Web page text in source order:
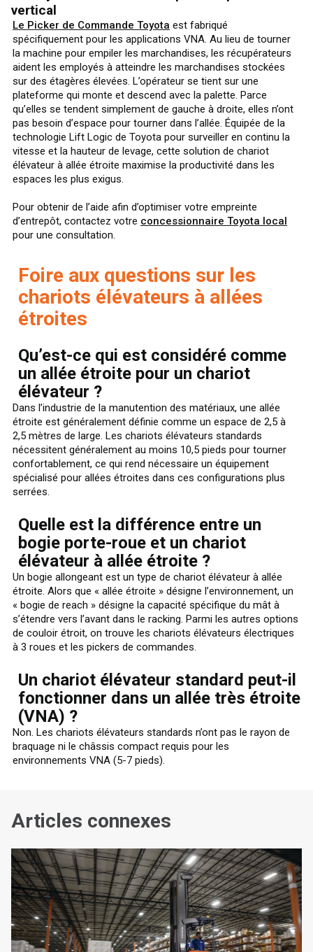
vertical
Le Picker de Commande Toyota est fabriqué
spécifiquement pour les applications VNA. Au lieu de tourner
la machine pour empiler les marchandises, les récupérateurs
aident les employés à atteindre les marchandises stockées
sur des étagères élevées. L’opérateur se tient sur une
plateforme qui monte et descend avec la palette. Parce
qu’elles se tendent simplement de gauche à droite, elles n’ont
pas besoin d’espace pour tourner dans l’allée. Équipée de la
technologie Lift Logic de Toyota pour surveiller en continu la
vitesse et la hauteur de levage, cette solution de chariot
élévateur à allée étroite maximise la productivité dans les
espaces les plus exigus.
Pour obtenir de l’aide afin d’optimiser votre empreinte
d’entrepôt, contactez votre concessionnaire Toyota local
pour une consultation.
Foire aux questions sur les
chariots élévateurs à allées
étroites
Qu’est-ce qui est considéré comme
un allée étroite pour un chariot
élévateur ?
Dans l’industrie de la manutention des matériaux, une allée
étroite est généralement définie comme un espace de 2,5 à
2,5 mètres de large. Les chariots élévateurs standards
nécessitent généralement au moins 10,5 pieds pour tourner
confortablement, ce qui rend nécessaire un équipement
spécialisé pour allées étroites dans ces configurations plus
serrées.
Quelle est la différence entre un
bogie porte-roue et un chariot
élévateur à allée étroite ?
Un bogie allongeant est un type de chariot élévateur à allée
étroite. Alors que « allée étroite » désigne l’environnement, un
« bogie de reach » désigne la capacité spécifique du mât à
s’étendre vers l’avant dans le racking. Parmi les autres options
de couloir étroit, on trouve les chariots élévateurs électriques
à 3 roues et les pickers de commandes.
Un chariot élévateur standard peut-il
fonctionner dans un allée très étroite
(VNA) ?
Non. Les chariots élévateurs standards n’ont pas le rayon de
braquage ni le châssis compact requis pour les
environnements VNA (5-7 pieds).
Articles connexes